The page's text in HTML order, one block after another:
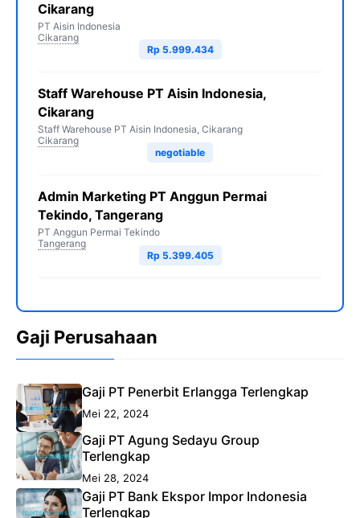
Cikarang
PT Aisin Indonesia
Cikarang
Rp 5.999.434
Staff Warehouse PT Aisin Indonesia,
Cikarang
Staff Warehouse PT Aisin Indonesia, Cikarang
Cikarang
negotiable
Admin Marketing PT Anggun Permai
Tekindo, Tangerang
PT Anggun Permai Tekindo
Tangerang
Rp 5.399.405
Gaji Perusahaan
Gaji PT Penerbit Erlangga Terlengkap
Mei 22, 2024
Gaji PT Agung Sedayu Group
Terlengkap
Mei 28, 2024
Gaji PT Bank Ekspor Impor Indonesia
Terlengkap